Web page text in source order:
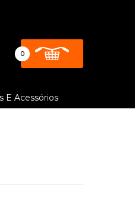
0
E Acessórios